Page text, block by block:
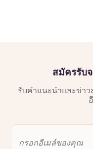
สมัครรับ
รับคำแนะนำและข่าว